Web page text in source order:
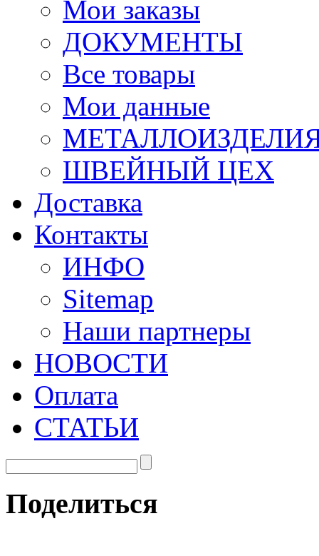
Мои заказы
ДОКУМЕНТЫ
Все товары
Мои данные
ШВЕЙНЫЙ ЦЕХ
Доставка
Контакты
ИНФО
Sitemap
Наши партнеры
НОВОСТИ
Оплата
СТАТЬИ
Поделиться